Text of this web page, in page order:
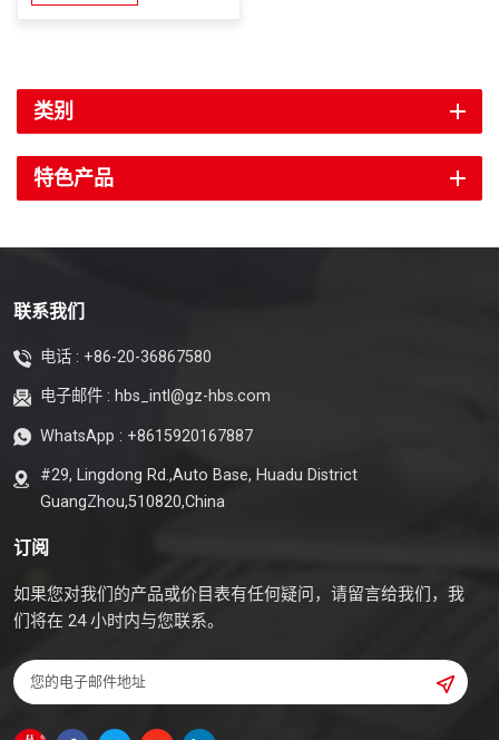
类别
特色产品
联系我们
电话 : +86-20-36867580
电子邮件 : hbs_intl@gz-hbs.com
WhatsApp : +8615920167887
#29, Lingdong Rd.,Auto Base, Huadu District
GuangZhou,510820,China
订阅
如果您对我们的产品或价目表有任何疑问，请留言给我们，我
们将在 24 小时内与您联系。